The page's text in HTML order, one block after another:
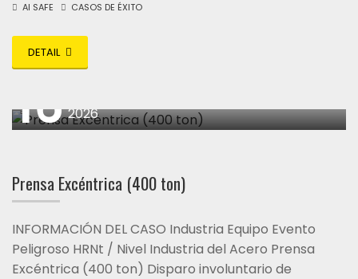
AI SAFE CASOS DE ÉXITO
DETAIL
16 2026
Prensa Excéntrica (400 ton)
INFORMACIÓN DEL CASO Industria Equipo Evento
Peligroso HRNt / Nivel Industria del Acero Prensa
Excéntrica (400 ton) Disparo involuntario de